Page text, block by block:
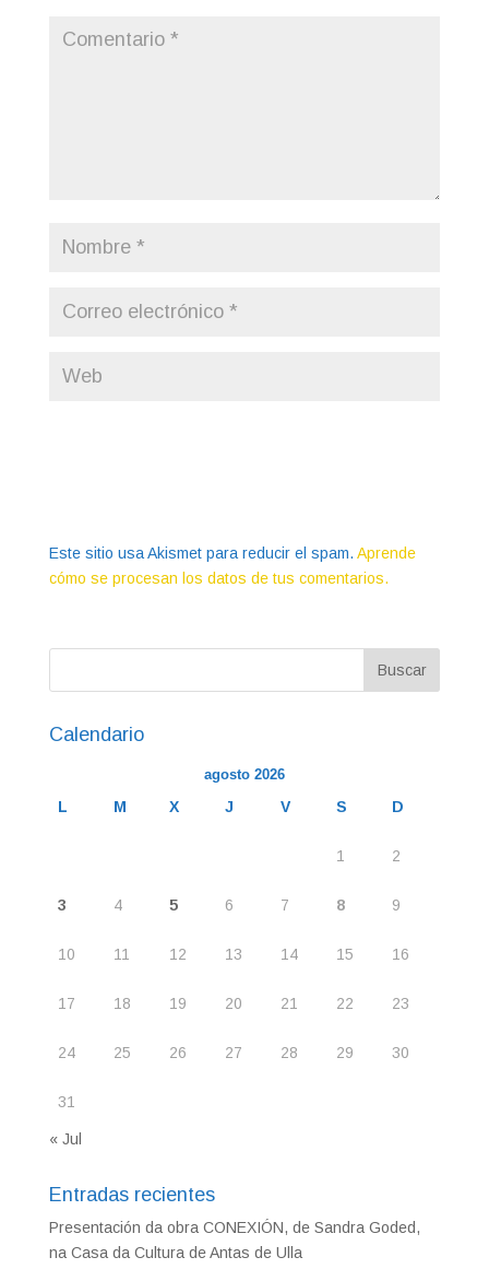
Este sitio usa Akismet para reducir el spam. Aprende
cómo se procesan los datos de tus comentarios.
Calendario
agosto 2026
L M X J V S D
1 2
3 4 5 6 7 8 9
10 11 12 13 14 15 16
17 18 19 20 21 22 23
24 25 26 27 28 29 30
31
« Jul
Entradas recientes
Presentación da obra CONEXIÓN, de Sandra Goded,
na Casa da Cultura de Antas de Ulla